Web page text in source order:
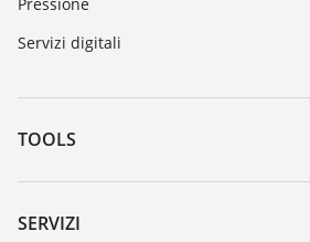
Servizi digitali
TOOLS
Downloads
Ricerca numero di serie
SERVIZI